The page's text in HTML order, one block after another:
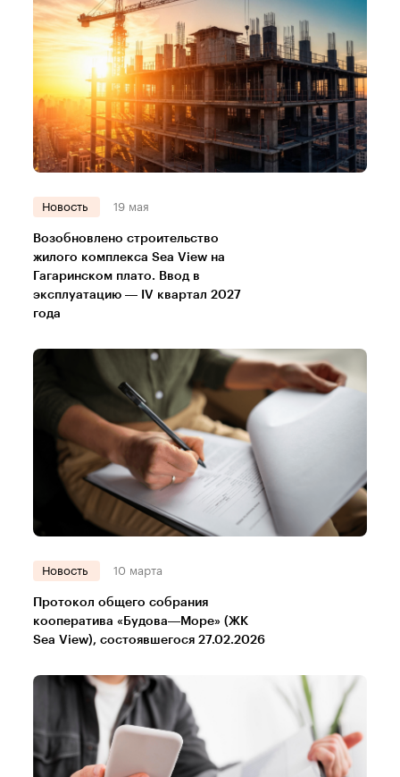
Новость 19 мая
Возобновлено строительство
жилого комплекса Sea View на
Гагаринском плато. Ввод в
эксплуатацию — IV квартал 2027
года
Новость 10 марта
Протокол общего собрания
кооператива «Будова—Море» (ЖК
Sea View), состоявшегося 27.02.2026